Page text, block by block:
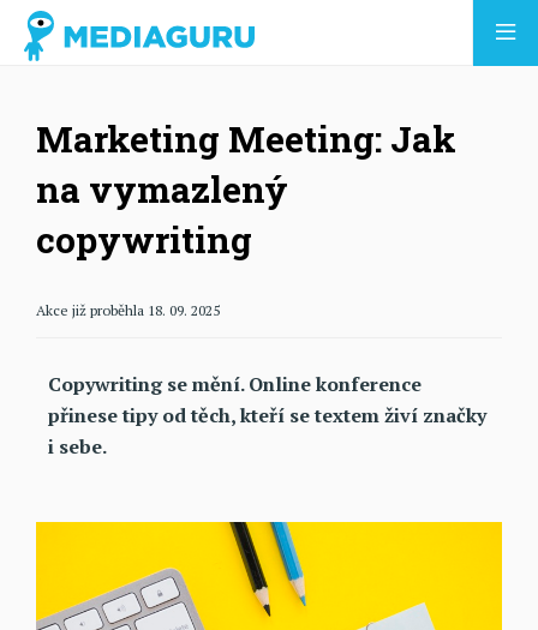
Marketing Meeting: Jak
na vymazlený
copywriting
Akce již proběhla 18. 09. 2025
Copywriting se mění. Online konference
přinese tipy od těch, kteří se textem živí značky
i sebe.